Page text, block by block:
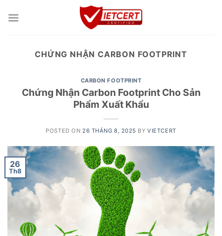
CHỨNG NHẬN CARBON FOOTPRINT
CARBON FOOTPRINT
Chứng Nhận Carbon Footprint Cho Sản
Phẩm Xuất Khẩu
POSTED ON 26 THÁNG 8, 2025 BYVIETCERT
26
Th8